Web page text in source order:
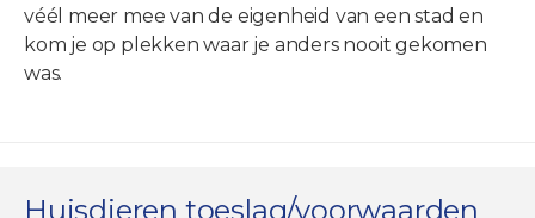
véél meer mee van de eigenheid van een stad en
kom je op plekken waar je anders nooit gekomen
was.
Huisdieren toeslag/voorwaarden